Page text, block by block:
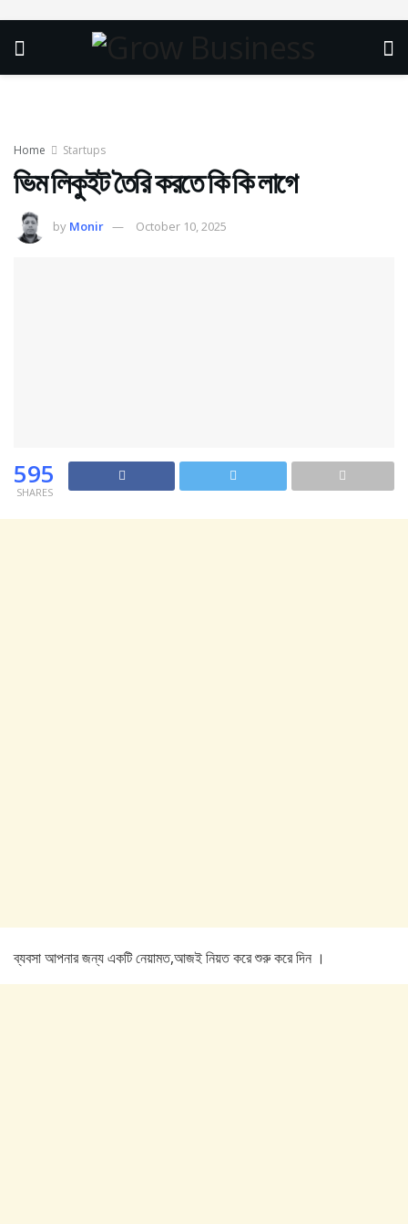
Home Startups
ভিম লিকুইট তৈরি করতে কি কি লাগে
by Monir October 10, 2025
595
SHARES
ব্যবসা আপনার জন্য একটি নেয়ামত,আজই নিয়ত করে শুরু করে দিন ।